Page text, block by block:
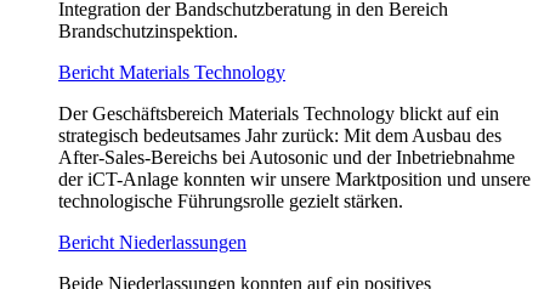
Integration der Bandschutzberatung in den Bereich
Brandschutzinspektion.
Bericht Materials Technology
Der Geschäftsbereich Materials Technology blickt auf ein
strategisch bedeutsames Jahr zurück: Mit dem Ausbau des
After-Sales-Bereichs bei Autosonic und der Inbetriebnahme
der iCT-Anlage konnten wir unsere Marktposition und unsere
technologische Führungsrolle gezielt stärken.
Bericht Niederlassungen
Beide Niederlassungen konnten auf ein positives